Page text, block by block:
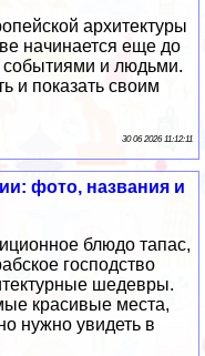
архитектуры
начинается еще до
событиями и людьми.
и показать своим
30 06 2026 11:12:11
фото, названия и
блюдо тапас,
господство
шедевры.
красивые места,
нужно увидеть в